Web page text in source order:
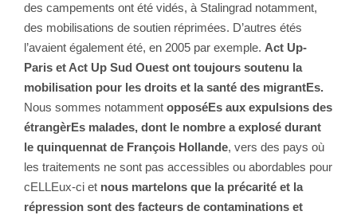
des campements ont été vidés, à Stalingrad notamment,
des mobilisations de soutien réprimées. D’autres étés
l’avaient également été, en 2005 par exemple. Act Up-
Paris et Act Up Sud Ouest ont toujours soutenu la
mobilisation pour les droits et la santé des migrantEs.
Nous sommes notamment opposéEs aux expulsions des
étrangèrEs malades, dont le nombre a explosé durant
le quinquennat de François Hollande, vers des pays où
les traitements ne sont pas accessibles ou abordables pour
cELLEux-ci et nous martelons que la précarité et la
répression sont des facteurs de contaminations et